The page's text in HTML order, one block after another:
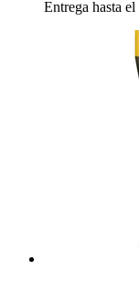
Entrega hasta